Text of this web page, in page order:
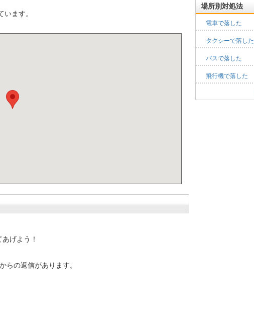
場所別対処法
電車で落した
タクシーで落した
バスで落した
飛行機で落した
ます。
げよう！
らの返信があります。